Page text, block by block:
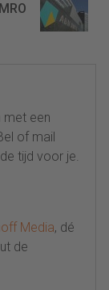
met een
of mail
tijd voor je.
Media, dé
de